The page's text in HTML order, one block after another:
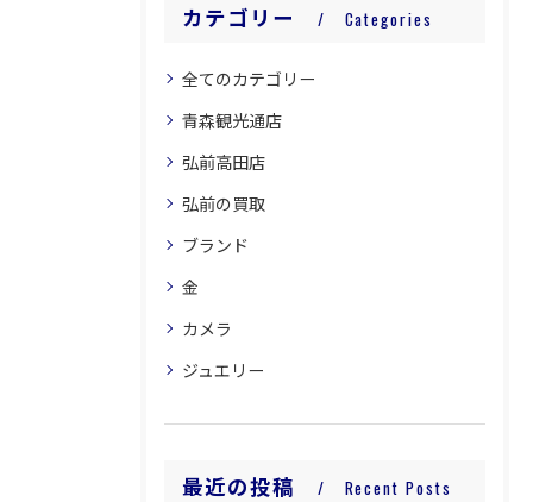
カテゴリー Categories
全てのカテゴリー
青森観光通店
弘前高田店
弘前の買取
ブランド
金
カメラ
ジュエリー
最近の投稿 Recent Posts